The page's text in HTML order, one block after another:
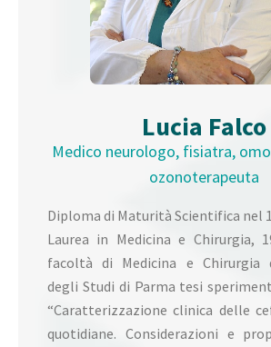
Lucia Falco
Medico neurologo, fisiatra,
ozonoterapeuta
Diploma di Maturità Scientifica nel
Laurea in Medicina e Chirurgia,
facoltà di Medicina e Chirurgia
degli Studi di Parma tesi
“Caratterizzazione clinica delle
quotidiane. Considerazioni e